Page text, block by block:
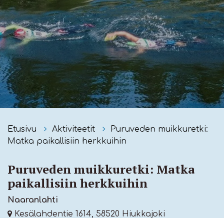
Etusivu Aktiviteetit
Puruveden muikkuretki:
Matka paikallisiin herkkuihin
Puruveden muikkuretki: Matka
paikallisiin herkkuihin
Naaranlahti
Kesälahdentie 1614, 58520 Hiukkajoki